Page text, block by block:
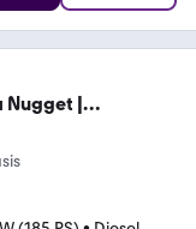
Nugget |
AUT, AHK